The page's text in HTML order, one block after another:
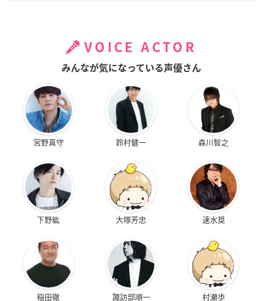
VOICE ACTOR
みんなが気になっている声優さん
宮野真守 鈴村健一 森川智之
下野紘 大塚芳忠 速水奨
稲田徹 諏訪部順一 村瀬歩